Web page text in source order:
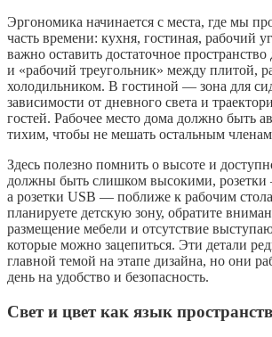
Эргономика начинается с места, где мы
часть времени: кухня, гостиная, рабочий
важно оставить достаточное
и «рабочий треугольник» между плитой,
холодильником. В гостиной — зона для
зависимости от дневного света и
гостей. Рабочее место дома должно быть
тихим, чтобы не мешать остальным
Здесь полезно помнить о высоте и
должны быть слишком высокими, розетки
а розетки USB — поближе к рабочим
планируете детскую зону, обратите
размещение мебели и отсутствие
которые можно зацепиться. Эти детали
главной темой на этапе дизайна, но они
день на удобство и безопасность.
Свет и цвет как язык